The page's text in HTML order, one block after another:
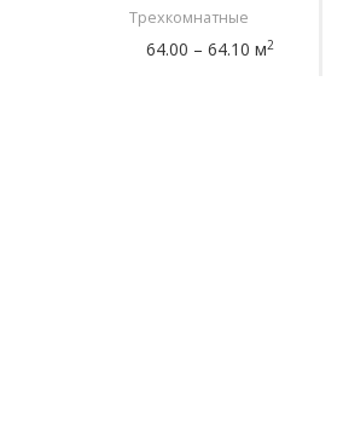
Трехкомнатные
64.00 – 64.10 м2